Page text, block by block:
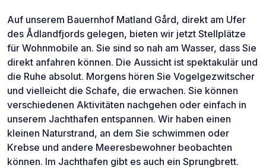
Auf unserem Bauernhof Matland Gård, direkt am Ufer
des Ådlandfjords gelegen, bieten wir jetzt Stellplätze
für Wohnmobile an. Sie sind so nah am Wasser, dass Sie
direkt anfahren können. Die Aussicht ist spektakulär und
die Ruhe absolut. Morgens hören Sie Vogelgezwitscher
und vielleicht die Schafe, die erwachen. Sie können
verschiedenen Aktivitäten nachgehen oder einfach in
unserem Jachthafen entspannen. Wir haben einen
kleinen Naturstrand, an dem Sie schwimmen oder
Krebse und andere Meeresbewohner beobachten
können. Im Jachthafen gibt es auch ein Sprungbrett.